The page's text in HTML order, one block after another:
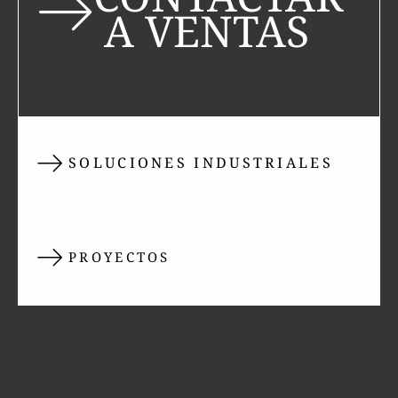
A VENTAS
SOLUCIONES INDUSTRIALES
PROYECTOS